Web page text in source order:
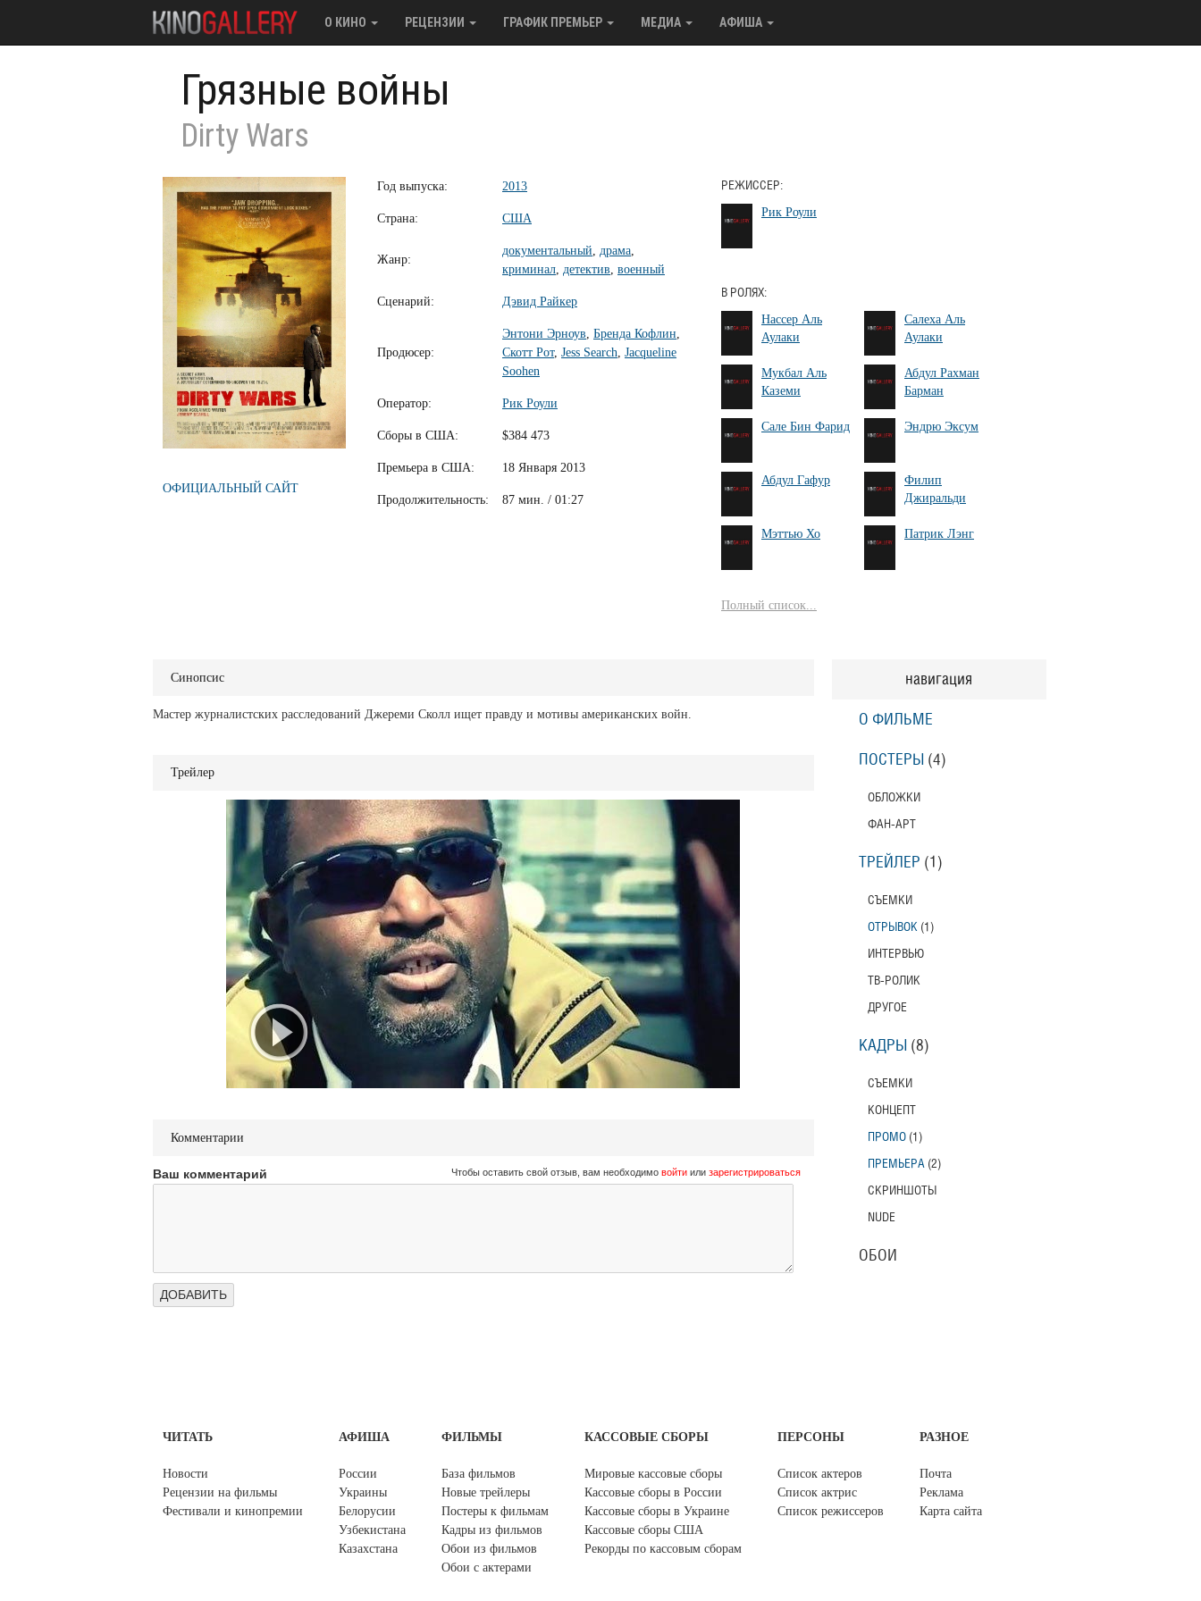
О КИНО РЕЦЕНЗИИ ГРАФИК ПРЕМЬЕР МЕДИА АФИША
Грязные войны
Dirty Wars
ОФИЦИАЛЬНЫЙ САЙТ
Год выпуска: 2013
Страна: США
Жанр:
документальный, драма,
криминал, детектив, военный
Сценарий: Дэвид Райкер
Продюсер:
Энтони Эрноув, Бренда Кофлин,
Скотт Рот, Jess Search, Jacqueline
Soohen
Оператор: Рик Роули
Сборы в США: $384 473
Премьера в США: 18 Января 2013
Продолжительность: 87 мин. / 01:27
РЕЖИССЕР:
Рик Роули
В РОЛЯХ:
Нассер Аль
Аулаки
Салеха Аль
Аулаки
Мукбал Аль
Каземи
Абдул Рахман
Барман
Сале Бин Фарид Эндрю Эксум
Абдул Гафур
Филип
Джиральди
Мэттью Хо Патрик Лэнг
Полный список...
Синопсис
Мастер журналистских расследований Джереми Сколл ищет правду и мотивы американских войн.
Трейлер
Комментарии
Ваш комментарий Чтобы оставить свой отзыв, вам необходимо войтиили зарегистрироваться
навигация
О ФИЛЬМЕ
ПОСТЕРЫ (4)
ОБЛОЖКИ
ФАН-АРТ
ТРЕЙЛЕР (1)
СЪЕМКИ
ОТРЫВОК (1)
ИНТЕРВЬЮ
ТВ-РОЛИК
ДРУГОЕ
КАДРЫ (8)
СЪЕМКИ
КОНЦЕПТ
ПРОМО (1)
ПРЕМЬЕРА (2)
СКРИНШОТЫ
NUDE
ОБОИ
ЧИТАТЬ
Новости
Рецензии на фильмы
Фестивали и кинопремии
АФИША
России
Украины
Белорусии
Узбекистана
Казахстана
ФИЛЬМЫ
База фильмов
Новые трейлеры
Постеры к фильмам
Кадры из фильмов
Обои из фильмов
Обои с актерами
КАССОВЫЕ СБОРЫ
Мировые кассовые сборы
Кассовые сборы в России
Кассовые сборы в Украине
Кассовые сборы США
Рекорды по кассовым сборам
ПЕРСОНЫ
Список актеров
Список актрис
Список режиссеров
РАЗНОЕ
Почта
Реклама
Карта сайта